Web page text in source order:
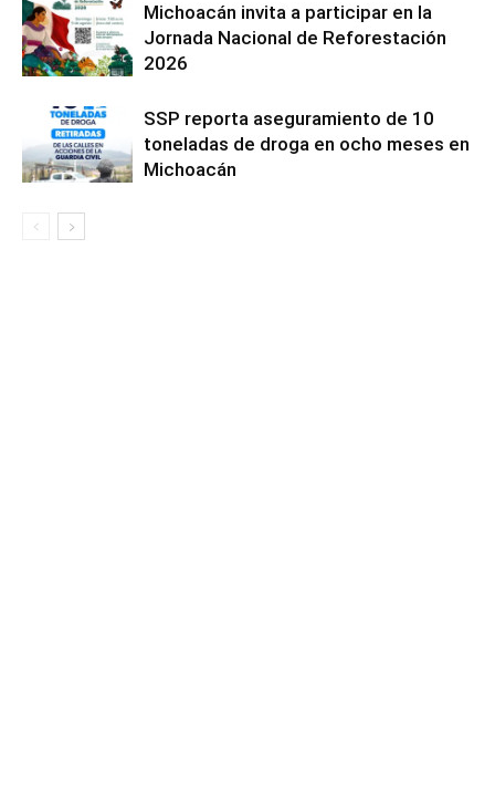
Michoacán invita a participar en la
Jornada Nacional de Reforestación
2026
SSP reporta aseguramiento de 10
toneladas de droga en ocho meses en
Michoacán